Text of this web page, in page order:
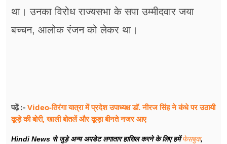
था। उनका विरोध राज्यसभा के सपा उम्मीदवार जया
बच्चन, आलोक रंजन को लेकर था।
पढ़ें :- Video-तिरंगा यात्रा में प्रदेश उपाध्यक्ष डॉ. नीरज सिंह ने कंधे पर उठायी
कूड़े की बोरी, खाली बोतलें और कूड़ा बीनते नजर आए
Hindi News से जुड़े अन्य अपडेट लगातार हासिल करने के लिए हमेंफेसबुक,